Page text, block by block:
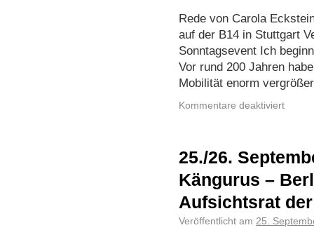
Rede von Carola
auf der B14 in Stuttgart
Sonntagsevent Ich
Vor rund 200 Jahren
Mobilität enorm
Kommentare deaktiviert
25./26.
Kängurus –
Aufsichtsrat
Veröffentlicht am 25.